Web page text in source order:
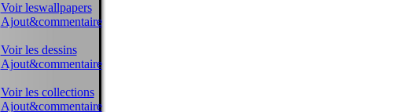
Voir leswallpapers
Ajout&commentaire
Voir les dessins
Ajout&commentaire
Voir les collections
Ajout&commentaire